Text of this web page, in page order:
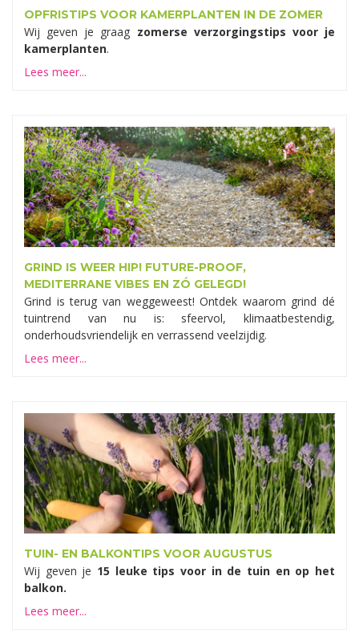
OPFRISTIPS VOOR KAMERPLANTEN IN DE ZOMER
Wij geven je graag zomerse verzorgingstips voor je
kamerplanten.
Lees meer...
GRIND IS WEER HIP! FUTURE-PROOF,
MEDITERRANE VIBES EN ZÓ GELEGD!
Grind is terug van weggeweest! Ontdek waarom grind dé
tuintrend van nu is: sfeervol, klimaatbestendig,
onderhoudsvriendelijk en verrassend veelzijdig.
Lees meer...
TUIN- EN BALKONTIPS VOOR AUGUSTUS
Wij geven je 15 leuke tips voor in de tuin en op het
balkon.
Lees meer...